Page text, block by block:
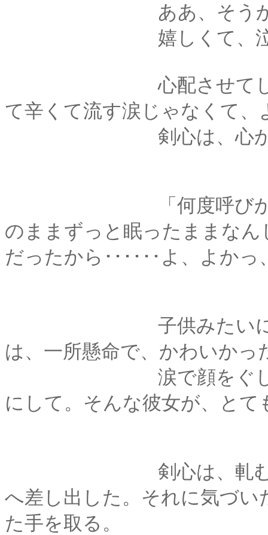
ああ、そうか。嬉
嬉しくて、泣いて
心配させてしまった
て辛くて流す涙じゃなくて、
剣心は、心からそ
「何度呼びかけても
のままずっと眠ったままな
だったから･･････よ、よかっ
子供みたいにしゃく
は、一所懸命で、かわいかっ
涙で顔をぐしゃぐし
にして。そんな彼女が、とて
剣心は、軋む手を布
へ差し出した。それに気づ
た手を取る。